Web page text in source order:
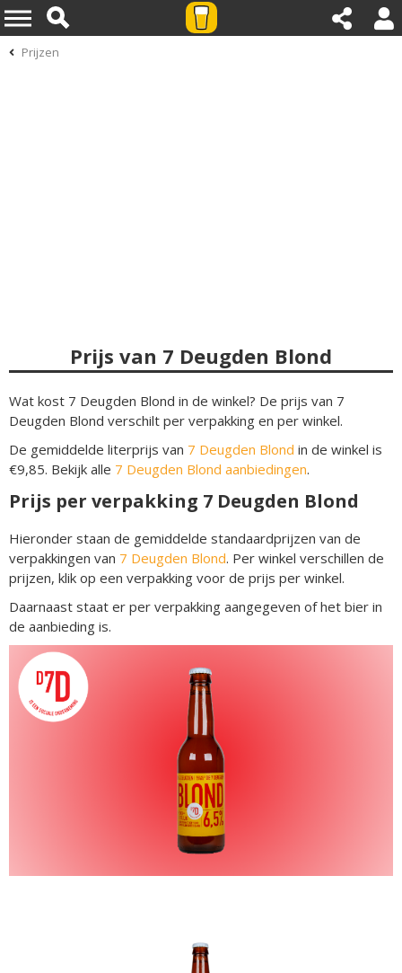
Prijzen
Prijs van 7 Deugden Blond
Wat kost 7 Deugden Blond in de winkel? De prijs van 7
Deugden Blond verschilt per verpakking en per winkel.
De gemiddelde literprijs van 7 Deugden Blond in de winkel is
€9,85. Bekijk alle 7 Deugden Blond aanbiedingen.
Prijs per verpakking 7 Deugden Blond
Hieronder staan de gemiddelde standaardprijzen van de
verpakkingen van 7 Deugden Blond. Per winkel verschillen de
prijzen, klik op een verpakking voor de prijs per winkel.
Daarnaast staat er per verpakking aangegeven of het bier in
de aanbieding is.